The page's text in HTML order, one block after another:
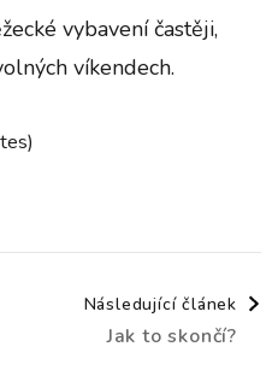
vybavení častěji,
víkendech.
Následující článek
Jak to skončí?